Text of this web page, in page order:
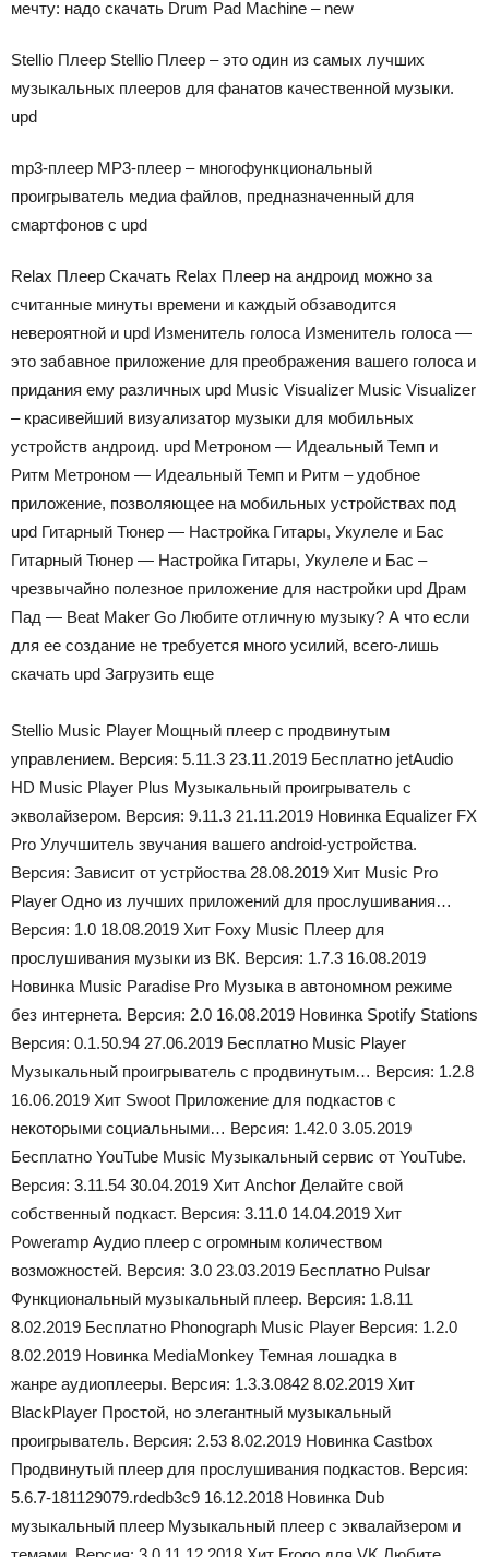
мечту: надо скачать Drum Pad Machine – new
Stellio Плеер Stellio Плеер – это один из самых лучших
музыкальных плееров для фанатов качественной музыки.
upd
mp3-плеер MP3-плеер – многофункциональный
проигрыватель медиа файлов, предназначенный для
смартфонов с upd
Relax Плеер Скачать Relax Плеер на андроид можно за
считанные минуты времени и каждый обзаводится
невероятной и upd Изменитель голоса Изменитель голоса —
это забавное приложение для преображения вашего голоса и
придания ему различных upd Music Visualizer Music Visualizer
– красивейший визуализатор музыки для мобильных
устройств андроид. upd Метроном — Идеальный Темп и
Ритм Метроном — Идеальный Темп и Ритм – удобное
приложение, позволяющее на мобильных устройствах под
upd Гитарный Тюнер — Настройка Гитары, Укулеле и Бас
Гитарный Тюнер — Настройка Гитары, Укулеле и Бас –
чрезвычайно полезное приложение для настройки upd Драм
Пад — Beat Maker Go Любите отличную музыку? А что если
для ее создание не требуется много усилий, всего-лишь
скачать upd Загрузить еще
Stellio Music Player Мощный плеер с продвинутым
управлением. Версия: 5.11.3 23.11.2019 Бесплатно jetAudio
HD Music Player Plus Музыкальный проигрыватель с
экволайзером. Версия: 9.11.3 21.11.2019 Новинка Equalizer FX
Pro Улучшитель звучания вашего android-устройства.
Версия: Зависит от устрйоства 28.08.2019 Хит Music Pro
Player Одно из лучших приложений для прослушивания…
Версия: 1.0 18.08.2019 Хит Foxy Music Плеер для
прослушивания музыки из ВК. Версия: 1.7.3 16.08.2019
Новинка Music Paradise Pro Музыка в автономном режиме
без интернета. Версия: 2.0 16.08.2019 Новинка Spotify Stations
Версия: 0.1.50.94 27.06.2019 Бесплатно Music Player
Музыкальный проигрыватель с продвинутым… Версия: 1.2.8
16.06.2019 Хит Swoot Приложение для подкастов с
некоторыми социальными… Версия: 1.42.0 3.05.2019
Бесплатно YouTube Music Музыкальный сервис от YouTube.
Версия: 3.11.54 30.04.2019 Хит Anchor Делайте свой
собственный подкаст. Версия: 3.11.0 14.04.2019 Хит
Poweramp Аудио плеер с огромным количеством
возможностей. Версия: 3.0 23.03.2019 Бесплатно Pulsar
Функциональный музыкальный плеер. Версия: 1.8.11
8.02.2019 Бесплатно Phonograph Music Player Версия: 1.2.0
8.02.2019 Новинка MediaMonkey Темная лошадка в
жанре аудиоплееры. Версия: 1.3.3.0842 8.02.2019 Хит
BlackPlayer Простой, но элегантный музыкальный
проигрыватель. Версия: 2.53 8.02.2019 Новинка Castbox
Продвинутый плеер для прослушивания подкастов. Версия:
5.6.7-181129079.rdedb3c9 16.12.2018 Новинка Dub
музыкальный плеер Музыкальный плеер с эквалайзером и